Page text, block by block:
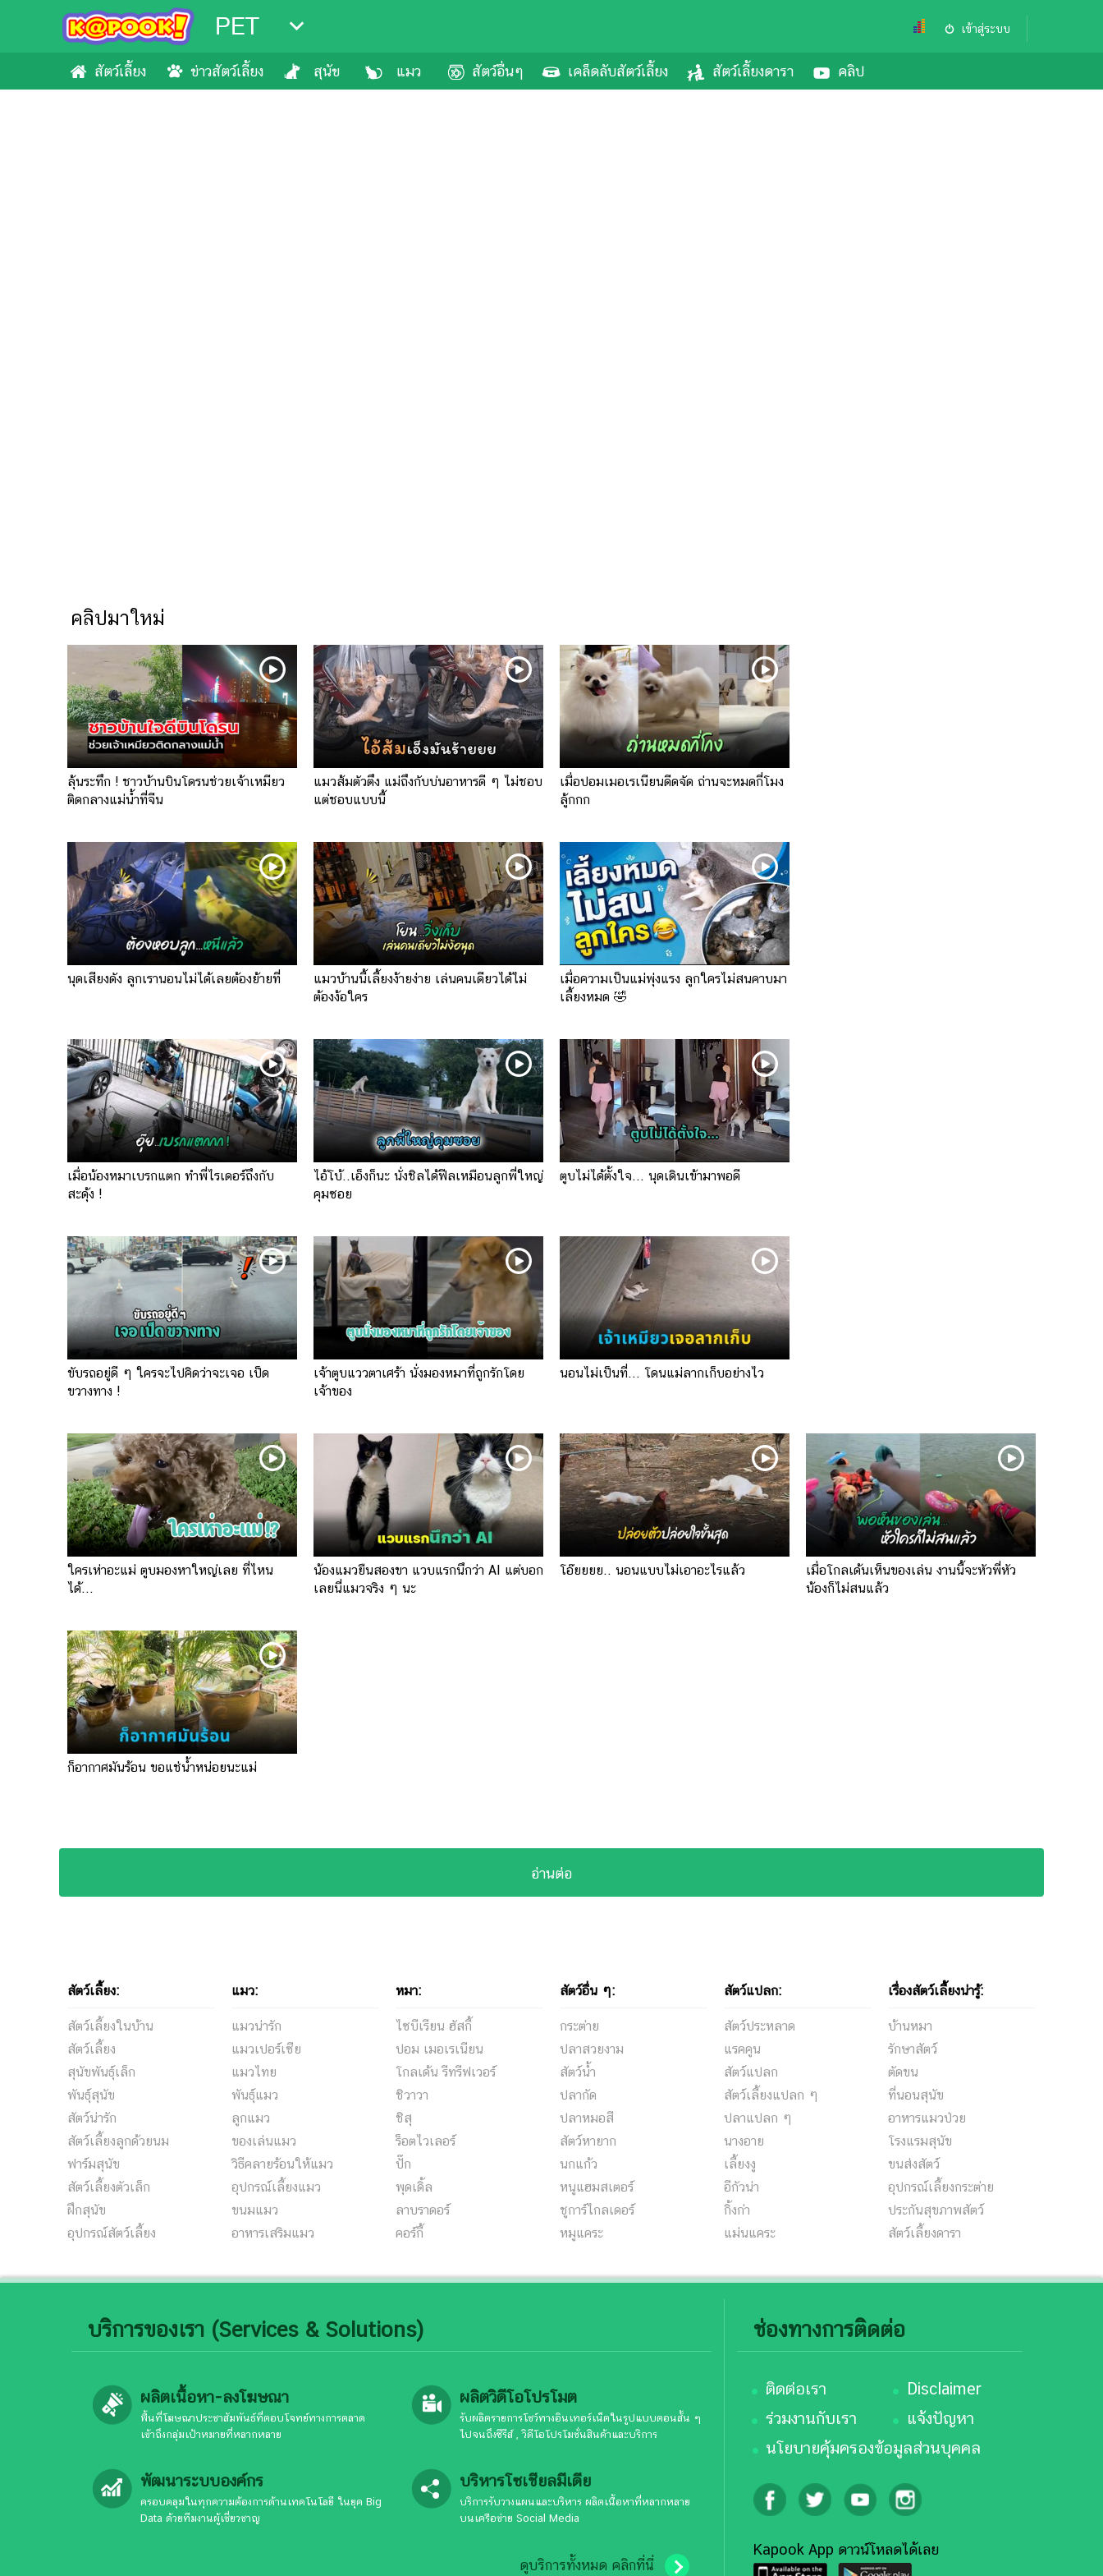
PET เข้าสู่ระบบ
สัตว์เลี้ยง ข่าวสัตว์เลี้ยง สุนัข แมว สัตว์อื่นๆ เคล็ดลับสัตว์เลี้ยง สัตว์เลี้ยงดารา คลิป
คลิปมาใหม่
ลุ้นระทึก ! ชาวบ้านบินโดรนช่วยเจ้าเหมียว
ติดกลางแม่น้ำที่จีน
แมวส้มตัวตึง แม่ถึงกับบ่นอาหารดี ๆ ไม่ชอบ
แต่ชอบแบบนี้
เมื่อปอมเมอเรเนียนดีดจัด ถ่านจะหมดกี่โมง
ลู้กกก
นุดเสียงดัง ลูกเรานอนไม่ได้เลยต้องย้ายที่
แมวบ้านนี้เลี้ยงง้ายง่าย เล่นคนเดียวได้ไม่
ต้องง้อใคร
เมื่อความเป็นแม่พุ่งแรง ลูกใครไม่สนคาบมา
เลี้ยงหมด 🤣
เมื่อน้องหมาเบรกแตก ทำพี่ไรเดอร์ถึงกับ
สะดุ้ง !
ไอ้โบ้..เอ็งก็นะ นั่งชิลได้ฟีลเหมือนลูกพี่ใหญ่
คุมซอย
ตูบไม่ได้ตั้งใจ... นุดเดินเข้ามาพอดี
ขับรถอยู่ดี ๆ ใครจะไปคิดว่าจะเจอ เป็ด
ขวางทาง !
เจ้าตูบแววตาเศร้า นั่งมองหมาที่ถูกรักโดย
เจ้าของ
นอนไม่เป็นที่... โดนแม่ลากเก็บอย่างไว
ใครเห่าอะแม่ ตูบมองหาใหญ่เลย ที่ไหน
ได้...
น้องแมวยืนสองขา แวบแรกนึกว่า AI แต่บอก
เลยนี่แมวจริง ๆ นะ
โอ๊ยยยย.. นอนแบบไม่เอาอะไรแล้ว
เมื่อโกลเด้นเห็นของเล่น งานนี้จะหัวพี่หัว
น้องก็ไม่สนแล้ว
ก็อากาศมันร้อน ขอแช่น้ำหน่อยนะแม่
อ่านต่อ
สัตว์เลี้ยง:
สัตว์เลี้ยงในบ้าน
สัตว์เลี้ยง
สุนัขพันธุ์เล็ก
พันธุ์สุนัข
สัตว์น่ารัก
สัตว์เลี้ยงลูกด้วยนม
ฟาร์มสุนัข
สัตว์เลี้ยงตัวเล็ก
ฝึกสุนัข
อุปกรณ์สัตว์เลี้ยง
แมว:
แมวน่ารัก
แมวเปอร์เซีย
แมวไทย
พันธุ์แมว
ลูกแมว
ของเล่นแมว
วิธีคลายร้อนให้แมว
อุปกรณ์เลี้ยงแมว
ขนมแมว
อาหารเสริมแมว
หมา:
ไซบีเรียน ฮัสกี้
ปอม เมอเรเนียน
โกลเด้น รีทรีฟเวอร์
ชิวาวา
ชิสุ
ร็อตไวเลอร์
ปั๊ก
พุดเดิ้ล
ลาบราดอร์
คอร์กี้
สัตว์อื่น ๆ:
กระต่าย
ปลาสวยงาม
สัตว์น้ำ
ปลากัด
ปลาหมอสี
สัตว์หายาก
นกแก้ว
หนูแฮมสเตอร์
ชูการ์ไกลเดอร์
หมูแคระ
สัตว์แปลก:
สัตว์ประหลาด
แรคคูน
สัตว์แปลก
สัตว์เลี้ยงแปลก ๆ
ปลาแปลก ๆ
นางอาย
เลี้ยงงู
อีกัวน่า
กิ้งก่า
แม่นแคระ
เรื่องสัตว์เลี้ยงน่ารู้:
บ้านหมา
รักษาสัตว์
ตัดขน
ที่นอนสุนัข
อาหารแมวป่วย
โรงแรมสุนัข
ขนส่งสัตว์
อุปกรณ์เลี้ยงกระต่าย
ประกันสุขภาพสัตว์
สัตว์เลี้ยงดารา
บริการของเรา (Services & Solutions)
ผลิตเนื้อหา-ลงโฆษณา
พื้นที่โฆษณาประชาสัมพันธ์ที่ตอบโจทย์ทางการตลาด
เข้าถึงกลุ่มเป้าหมายที่หลากหลาย
ผลิตวิดีโอโปรโมต
รับผลิตรายการโชว์ทางอินเทอร์เน็ตในรูปแบบตอนสั้น ๆ
ไปจนถึงซีรีส์ , วิดีโอโปรโมชั่นสินค้าและบริการ
พัฒนาระบบองค์กร
ครอบคลุมในทุกความต้องการด้านเทคโนโลยี ในยุค Big
Data ด้วยทีมงานผู้เชี่ยวชาญ
บริหารโซเชียลมีเดีย
บริการรับวางแผนและบริหาร ผลิตเนื้อหาที่หลากหลาย
บนเครือข่าย Social Media
ดูบริการทั้งหมด คลิกที่นี่
ช่องทางการติดต่อ
ติดต่อเรา
Disclaimer
ร่วมงานกับเรา
แจ้งปัญหา
นโยบายคุ้มครองข้อมูลส่วนบุคคล
Kapook App ดาวน์โหลดได้เลย